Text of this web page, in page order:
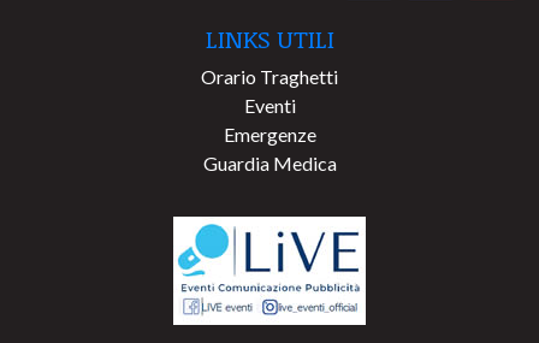
LINKS UTILI
Orario Traghetti
Eventi
Emergenze
Guardia Medica